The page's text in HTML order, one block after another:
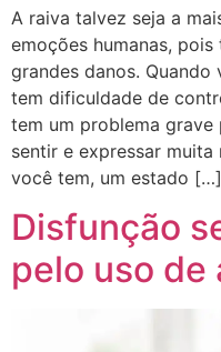
A raiva talvez seja a
emoções humanas,
grandes danos.
tem dificuldade de
tem um problema grave
sentir e expressar
você tem, um estado […]
Disfunção
pelo uso